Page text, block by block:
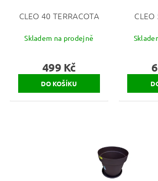
CLEO 40 TERRACOTA
Skladem na prodejně
499 Kč
CLEO